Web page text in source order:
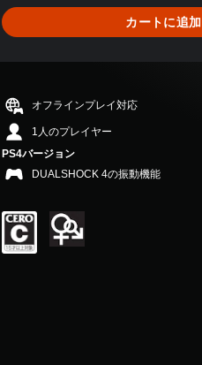
、
平
評
は
5
段
階
の
.
7
カートに追加
オフラインプレイ対応
1人のプレイヤー
PS4バージョン
DUALSHOCK 4の振動機能